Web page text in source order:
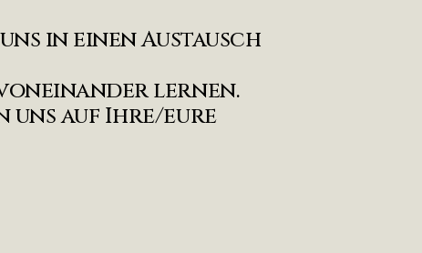
uns in einen Austausch
lernen.
uns auf Ihre/eure